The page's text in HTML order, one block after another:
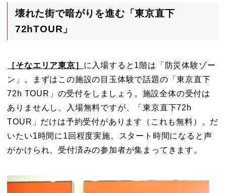
壊れた街で暗がりを進む「東京直下
72hTOUR」
［そなエリア東京］ に入場すると1階は「防災体験ゾー
ン」。まずはこの施設の目玉体験で話題の「東京直下
72h TOUR」の受付をしましょう。施設全体の受付は
ありませんし、入場無料ですが、「東京直下72h
TOUR」だけは予約受付があります（これも無料）。だ
いたい1時間に1回程度実施。スタート時間になると声
がかけられ、受付済みの参加者が集まってきます。